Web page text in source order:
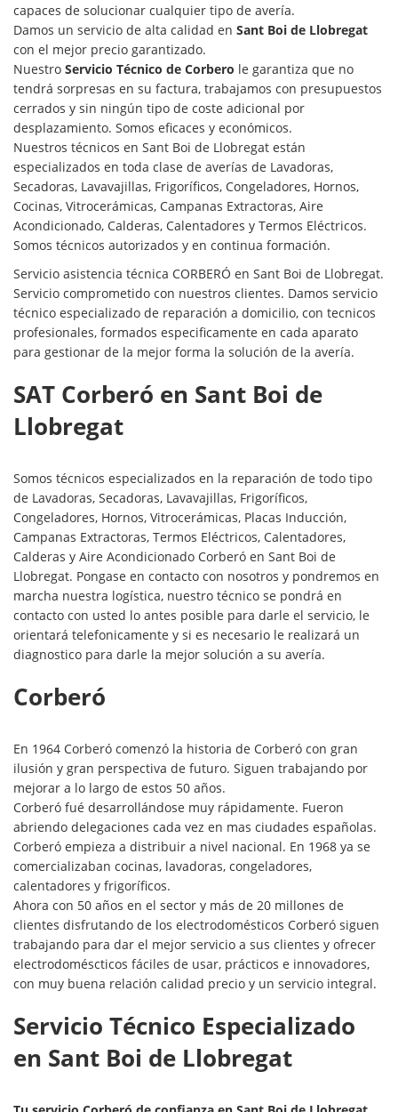
capaces de solucionar cualquier tipo de avería.
Damos un servicio de alta calidad en Sant Boi de Llobregat
con el mejor precio garantizado.
Nuestro Servicio Técnico de Corbero le garantiza que no
tendrá sorpresas en su factura, trabajamos con presupuestos
cerrados y sin ningún tipo de coste adicional por
desplazamiento. Somos eficaces y económicos.
Nuestros técnicos en Sant Boi de Llobregat están
especializados en toda clase de averías de Lavadoras,
Secadoras, Lavavajillas, Frigoríficos, Congeladores, Hornos,
Cocinas, Vitrocerámicas, Campanas Extractoras, Aire
Acondicionado, Calderas, Calentadores y Termos Eléctricos.
Somos técnicos autorizados y en continua formación.
Servicio asistencia técnica CORBERÓ en Sant Boi de Llobregat.
Servicio comprometido con nuestros clientes. Damos servicio
técnico especializado de reparación a domicilio, con tecnicos
profesionales, formados especificamente en cada aparato
para gestionar de la mejor forma la solución de la avería.
SAT Corberó en Sant Boi de
Llobregat
Somos técnicos especializados en la reparación de todo tipo
de Lavadoras, Secadoras, Lavavajillas, Frigoríficos,
Congeladores, Hornos, Vitrocerámicas, Placas Inducción,
Campanas Extractoras, Termos Eléctricos, Calentadores,
Calderas y Aire Acondicionado Corberó en Sant Boi de
Llobregat. Pongase en contacto con nosotros y pondremos en
marcha nuestra logística, nuestro técnico se pondrá en
contacto con usted lo antes posible para darle el servicio, le
orientará telefonicamente y si es necesario le realizará un
diagnostico para darle la mejor solución a su avería.
Corberó
En 1964 Corberó comenzó la historia de Corberó con gran
ilusión y gran perspectiva de futuro. Siguen trabajando por
mejorar a lo largo de estos 50 años.
Corberó fué desarrollándose muy rápidamente. Fueron
abriendo delegaciones cada vez en mas ciudades españolas.
Corberó empieza a distribuir a nivel nacional. En 1968 ya se
comercializaban cocinas, lavadoras, congeladores,
calentadores y frigoríficos.
Ahora con 50 años en el sector y más de 20 millones de
clientes disfrutando de los electrodomésticos Corberó siguen
trabajando para dar el mejor servicio a sus clientes y ofrecer
electrodoméscticos fáciles de usar, prácticos e innovadores,
con muy buena relación calidad precio y un servicio integral.
Servicio Técnico Especializado
en Sant Boi de Llobregat